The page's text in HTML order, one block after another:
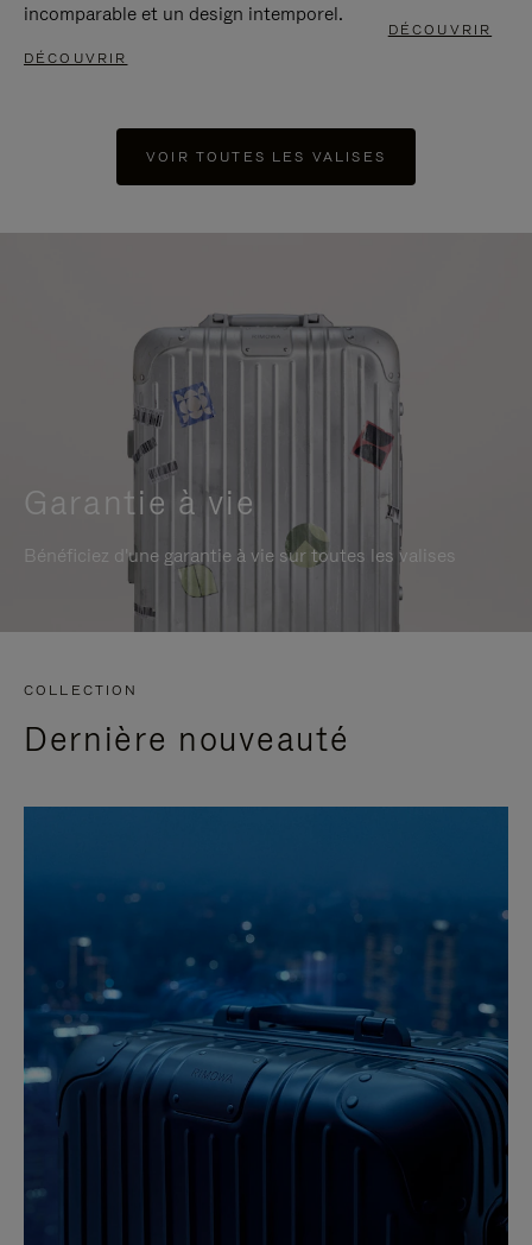
incomparable et un design intemporel.
DÉCOUVRIR
DÉCOUVRIR
VOIR TOUTES LES VALISES
Garantie à vie
Bénéficiez d'une garantie à vie sur toutes les valises
COLLECTION
Dernière nouveauté